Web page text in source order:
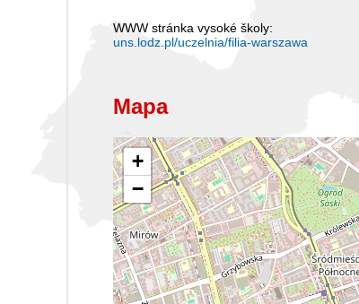
WWW stránka vysoké školy:
uns.lodz.pl/uczelnia/filia-warszawa
Mapa
+
−